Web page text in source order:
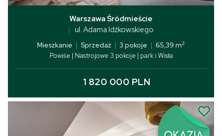
Warszawa Śródmieście
ul. Adama Idźkowskiego
Mieszkanie | Sprzedaż | 3 pokoje | 65,39 m2
Powiśe | Nastrojowe 3 pokoje | park i Wisła
1 820 000 PLN